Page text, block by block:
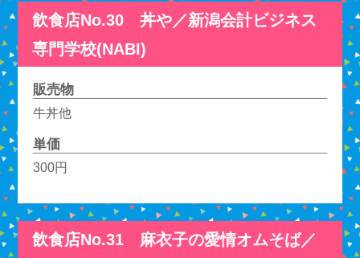
飲食店No.30 丼や／新潟会計ビジネス
専門学校(NABI)
販売物
牛丼他
単価
300円
飲食店No.31 麻衣子の愛情オムそば／